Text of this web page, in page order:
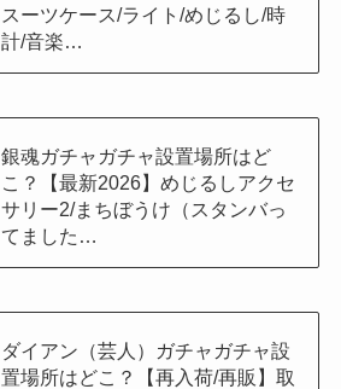
スーツケース/ライト/めじるし/時
計/音楽…
銀魂ガチャガチャ設置場所はど
こ？【最新2026】めじるしアクセ
サリー2/まちぼうけ（スタンバっ
てました…
ダイアン（芸人）ガチャガチャ設
置場所はどこ？【再入荷/再販】取